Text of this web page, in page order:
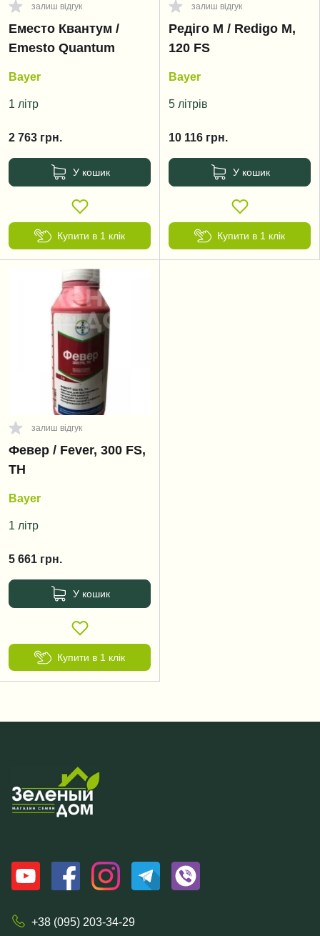
залиш відгук
Еместо Квантум /
Emesto Quantum
Bayer
1 літр
2 763 грн.
У кошик
Купити в 1 клік
залиш відгук
Редіго М / Redigo M,
120 FS
Bayer
5 літрів
10 116 грн.
У кошик
Купити в 1 клік
залиш відгук
Февер / Fever, 300 FS,
ТН
Bayer
1 літр
5 661 грн.
У кошик
Купити в 1 клік
+38 (095) 203-34-29